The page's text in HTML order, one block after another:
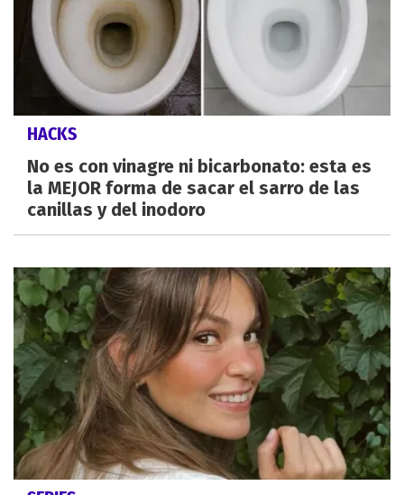
HACKS
No es con vinagre ni bicarbonato: esta es
la MEJOR forma de sacar el sarro de las
canillas y del inodoro